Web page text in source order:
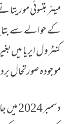
میئر ہتسوئی
کے حوالے سے
کنٹرول ایریا میں
موجودہ صورتحال